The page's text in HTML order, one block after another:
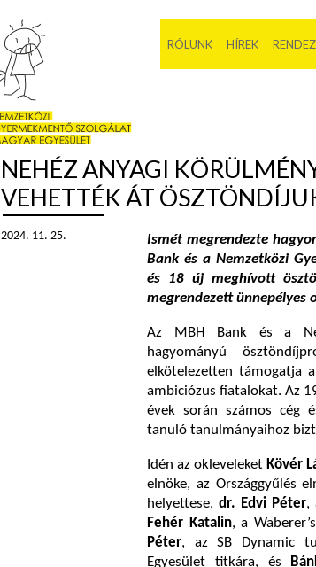
RÓLUNK HÍREK
NEHÉZ ANYAGI
VEHETTÉK ÁT
2024. 11. 25.
Ismét megrendezte
Bank és a Nemzetközi
és 18 új meghívott
megrendezett ünnepélyes
Az MBH Bank és a
hagyományú
elkötelezetten támogatja
ambiciózus fiatalokat. Az
évek során számos cég
tanuló tanulmányaihoz
Idén az okleveleket Kövér
elnöke, az Országgyűlés
helyettese, dr. Edvi Péter,
Fehér Katalin, a
Péter, az SB Dynamic
Egyesület titkára, és